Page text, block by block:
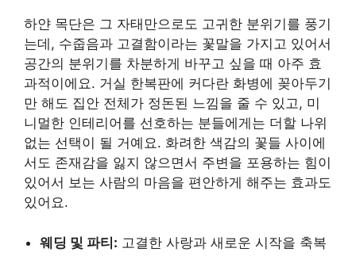
하얀 목단은 그 자태만으로도 고귀한 분위기를 풍기
는데, 수줍음과 고결함이라는 꽃말을 가지고 있어서
공간의 분위기를 차분하게 바꾸고 싶을 때 아주 효
과적이에요. 거실 한복판에 커다란 화병에 꽂아두기
만 해도 집안 전체가 정돈된 느낌을 줄 수 있고, 미
니멀한 인테리어를 선호하는 분들에게는 더할 나위
없는 선택이 될 거예요. 화려한 색감의 꽃들 사이에
서도 존재감을 잃지 않으면서 주변을 포용하는 힘이
있어서 보는 사람의 마음을 편안하게 해주는 효과도
있어요.
웨딩 및 파티: 고결한 사랑과 새로운 시작을 축복